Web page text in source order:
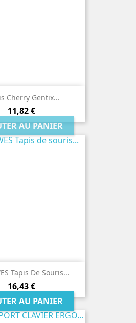
Cherry Gentix...
Prix
11,82 €
AU PANIER
Tapis De Souris...
Prix
16,43 €
AU PANIER